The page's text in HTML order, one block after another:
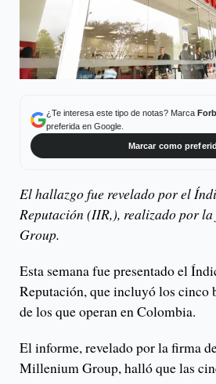
¿Te interesa este tipo de notas? Marca
preferida en Google.
Marcar como
El hallazgo fue revelado por el
Reputación (IIR,), realizado por
Group.
Esta semana fue presentado el
Reputación, que incluyó los cinco
de los que operan en Colombia.
El informe, revelado por la firma
Millenium Group, halló que las